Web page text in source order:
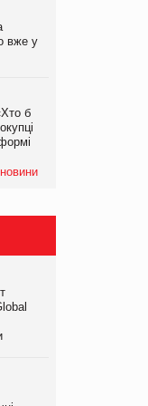
вже у
б
новини
у